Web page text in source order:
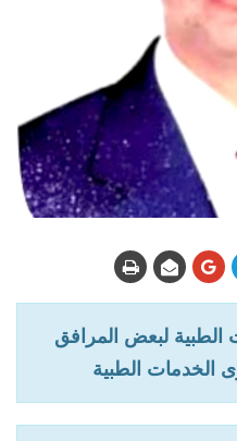
الطبية لبعض المرافق
الخدمات الطبية